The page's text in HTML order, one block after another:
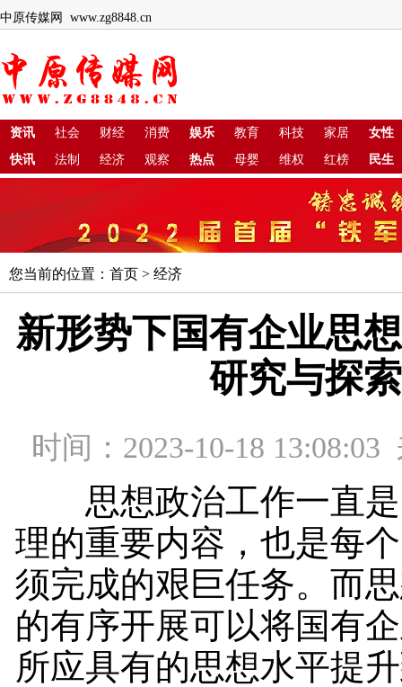
中原传媒网 www.zg8848.cn
资讯 社会 财经 消费 娱乐 教育 科技 家居
女性
快讯
法制 经济 观察 热点 母婴 维权 红榜 民生
您当前的位置： 首页 > 经济
新形势下国有企业思
研究与探索
时间：2023-10-18
思想政治工作一直是
理的重要内容，也是每
须完成的艰巨任务。而
的有序开展可以将国有
所应具有的思想水平提